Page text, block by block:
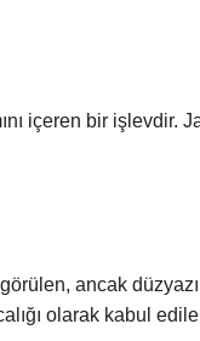
içeren bir işlevdir.
ancak düzyazı
olarak kabul